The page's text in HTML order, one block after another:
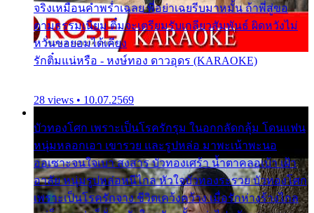
จริงเหมือนคำพร่ำเฉลย พี่อย่าเฉยรีบมาหมั้น ถ้าพี่สู่ขอ
ตามธรรมเนียม ติ๋มจะเตรียมรับเกลียวสัมพันธ์ ผิดหวังไม่
หวั่นขอยอมได้เคียง
รักติ๋มแน่หรือ - หงษ์ทอง ดาวอุดร (KARAOKE)
28 views • 10.07.2569
บัวทองโศก เพราะเป็นโรครักรุม ในอกกลัดกลุ้ม โดนแฟน
หนุ่มหลอกเอา เขารวย และรูปหล่อ มาพะเน้าพะนอ
ออเซาะจนใจเบา สงสาร บัวทองเศร้า น้ำตาคลอเบ้า เฝ้า
อาลัย หนุ่มรูปหล่อหนีไกล หัวใจบัวทองระรวย บัวทองโศก
เพราะเป็นโรครักจาง ชีวิตเคว้งคว้าง เมื่อรักห่างร้างไกล